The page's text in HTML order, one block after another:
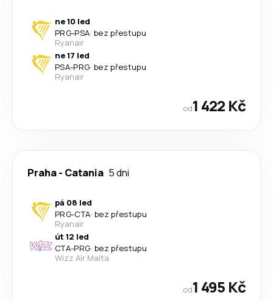
ne 10 led
PRG-PSA· bez přestupu
Ryanair
ne 17 led
PSA-PRG· bez přestupu
Ryanair
od1 422 Kč
Praha- Catania 5 dni
pá 08 led
PRG-CTA· bez přestupu
Ryanair
út 12 led
CTA-PRG· bez přestupu
Wizz Air Malta
od1 495 Kč